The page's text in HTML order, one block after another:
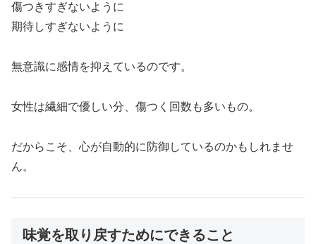
傷つきすぎないように
期待しすぎないように
無意識に感情を抑えているのです。
女性は繊細で優しい分、傷つく回数も多いもの。
だからこそ、心が自動的に防御しているのかもしれませ
ん。
味覚を取り戻すためにできること